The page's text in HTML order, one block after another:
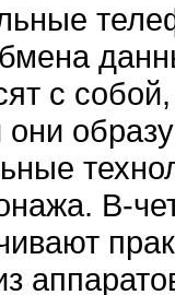
с
В-